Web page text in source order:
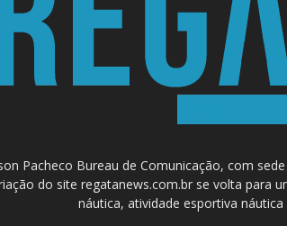
Pacheco Bureau de Comunicação, com
do site regatanews.com.br se volta para
náutica, atividade esportiva náutica